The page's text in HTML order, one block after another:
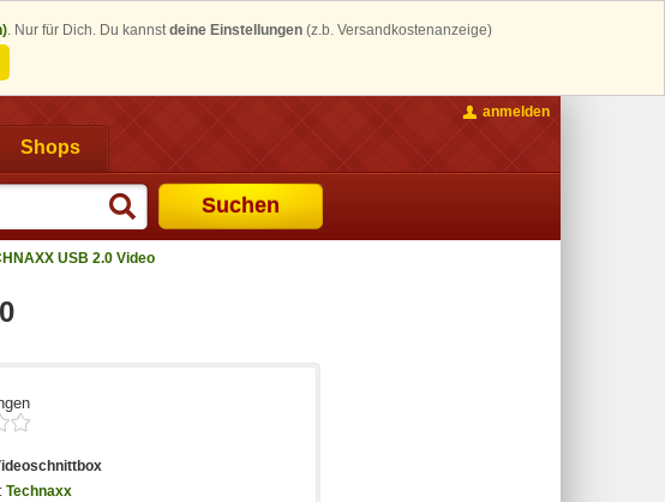
. Nur für Dich. Du kannstdeine Einstellungen (z.b. Versandkostenanzeige)
Shops
Suchen
anmelden
USB 2.0 Video
Technaxx